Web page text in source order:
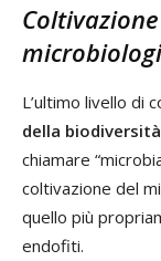
L’ultimo livello di
della
chiamare
coltivazione del
quello più
endofiti.